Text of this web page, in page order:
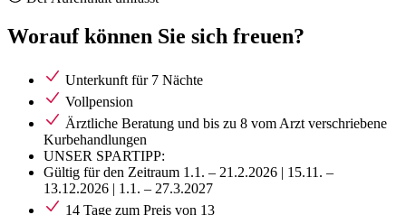
Worauf können Sie sich freuen?
Unterkunft für 7 Nächte
Vollpension
Ärztliche Beratung und bis zu 8 vom Arzt verschriebene
Kurbehandlungen
UNSER SPARTIPP:
Gültig für den Zeitraum 1.1. – 21.2.2026 | 15.11. –
13.12.2026 | 1.1. – 27.3.2027
14 Tage zum Preis von 13